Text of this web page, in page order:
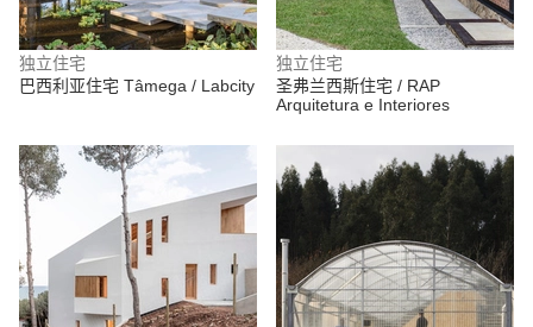
独立住宅
巴西利亚住宅 Tâmega / Labcity
独立住宅
圣弗兰西斯住宅 / RAP
Arquitetura e Interiores